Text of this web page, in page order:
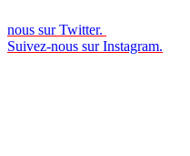
nous sur Twitter.
Suivez-nous sur Instagram.